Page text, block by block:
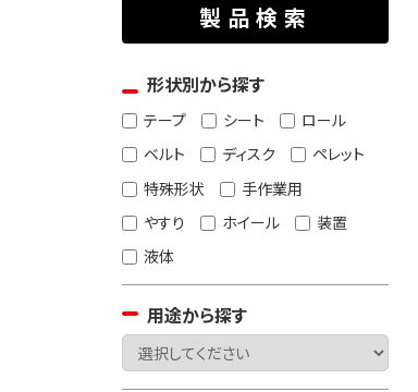
製品検索
形状別から探す
テープ シート
ロール
ベルト
ディスク
ペレット
特殊形状
手作業用
やすり
ホイール
装置
液体
用途から探す